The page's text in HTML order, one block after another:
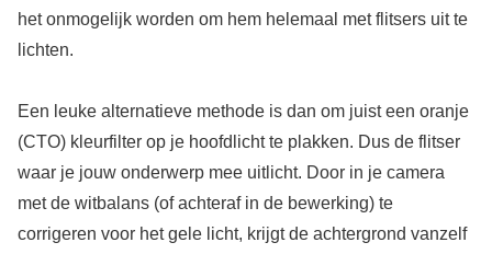
het onmogelijk worden om hem helemaal met flitsers uit te
lichten.
Een leuke alternatieve methode is dan om juist een oranje
(CTO) kleurfilter op je hoofdlicht te plakken. Dus de flitser
waar je jouw onderwerp mee uitlicht. Door in je camera
met de witbalans (of achteraf in de bewerking) te
corrigeren voor het gele licht, krijgt de achtergrond vanzelf